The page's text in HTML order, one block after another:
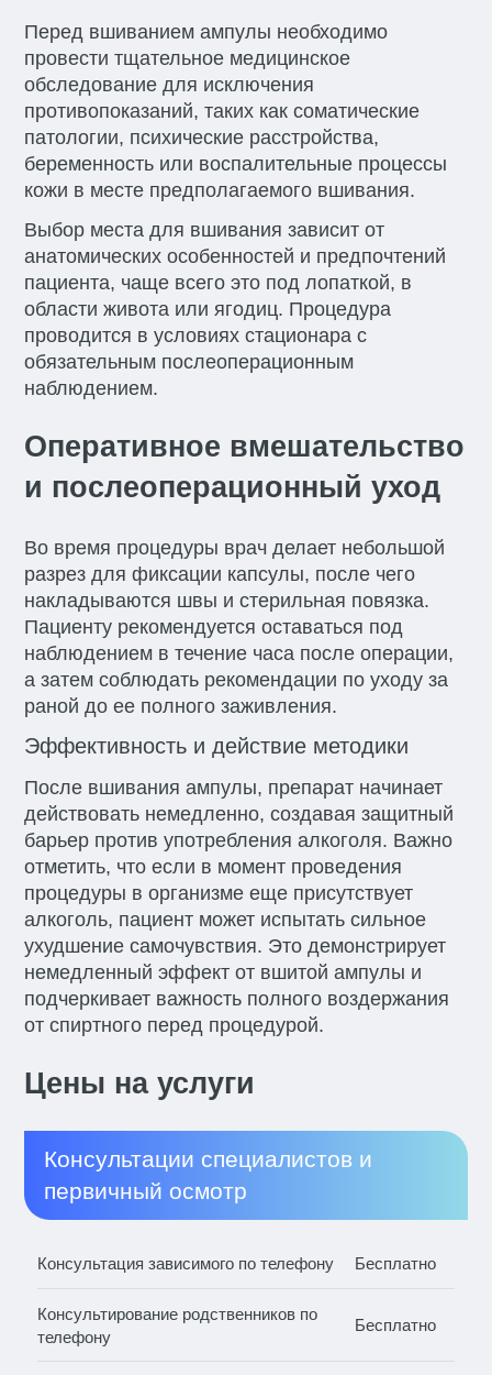
Перед вшиванием ампулы необходимо
провести тщательное медицинское
обследование для исключения
противопоказаний, таких как соматические
патологии, психические расстройства,
беременность или воспалительные процессы
кожи в месте предполагаемого вшивания.
Выбор места для вшивания зависит от
анатомических особенностей и предпочтений
пациента, чаще всего это под лопаткой, в
области живота или ягодиц. Процедура
проводится в условиях стационара с
обязательным послеоперационным
наблюдением.
Оперативное вмешательство
и послеоперационный уход
Во время процедуры врач делает небольшой
разрез для фиксации капсулы, после чего
накладываются швы и стерильная повязка.
Пациенту рекомендуется оставаться под
наблюдением в течение часа после операции,
а затем соблюдать рекомендации по уходу за
раной до ее полного заживления.
Эффективность и действие методики
После вшивания ампулы, препарат начинает
действовать немедленно, создавая защитный
барьер против употребления алкоголя. Важно
отметить, что если в момент проведения
процедуры в организме еще присутствует
алкоголь, пациент может испытать сильное
ухудшение самочувствия. Это демонстрирует
немедленный эффект от вшитой ампулы и
подчеркивает важность полного воздержания
от спиртного перед процедурой.
Цены на услуги
Консультации специалистов и
первичный осмотр
Консультация зависимого по телефону Бесплатно
Консультирование родственников по
телефону
Бесплатно